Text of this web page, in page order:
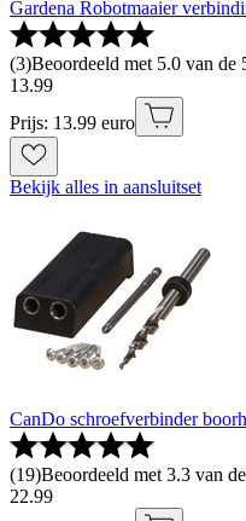
Gardena Robotmaaier
(3)Beoordeeld met 5.0 van de
13.99
Prijs: 13.99 euro
Bekijk alles in aansluitset
CanDo schroefverbinder
(19)Beoordeeld met 3.3 van
22.99